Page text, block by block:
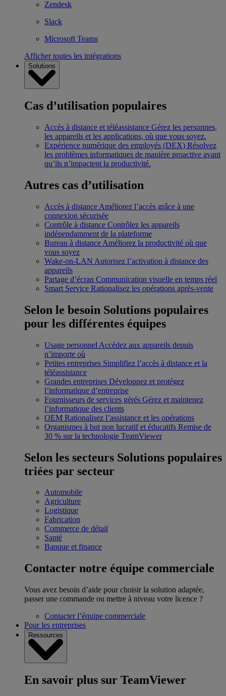
Zendesk
Slack
Microsoft Teams
Afficher toutes les intégrations
Solutions
Cas d’utilisation populaires
Accès à distance et téléassistance Gérez les personnes,
les appareils et les applications, où que vous soyez.
Expérience numérique des employés (DEX) Résolvez
les problèmes informatiques de manière proactive avant
qu’ils n’impactent la productivité.
Autres cas d’utilisation
Accès à distance Améliorez l’accès grâce à une
connexion sécurisée
Contrôle à distance Contrôlez les appareils
indépendamment de la plateforme
Bureau à distance Améliorez la productivité où que
vous soyez
Wake-on-LAN Autorisez l’activation à distance des
appareils
Partage d’écran Communication visuelle en temps réel
Smart Service Rationalisez les opérations après-vente
Selon le besoin Solutions populaires
pour les différentes équipes
Usage personnel Accédez aux appareils depuis
n’importe où
Petites entreprises Simplifiez l’accès à distance et la
téléassistance
Grandes entreprises Développez et protégez
l’informatique d’entreprise
Fournisseurs de services gérés Gérez et maintenez
l’informatique des clients
OEM Rationalisez l’assistance et les opérations
Organismes à but non lucratif et éducatifs Remise de
30 % sur la technologie TeamViewer
Selon les secteurs Solutions populaires
triées par secteur
Automobile
Agriculture
Logistique
Fabrication
Commerce de détail
Santé
Banque et finance
Contacter notre équipe commerciale
Vous avez besoin d’aide pour choisir la solution adaptée,
passer une commande ou mettre à niveau votre licence ?
Contacter l’équipe commerciale
Pour les entreprises
Ressources
En savoir plus sur TeamViewer